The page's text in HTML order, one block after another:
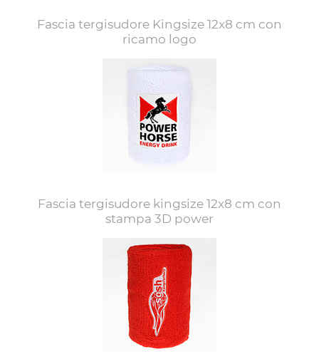
Fascia tergisudore Kingsize 12x8 cm con
ricamo logo
Fascia tergisudore kingsize 12x8 cm con
stampa 3D power